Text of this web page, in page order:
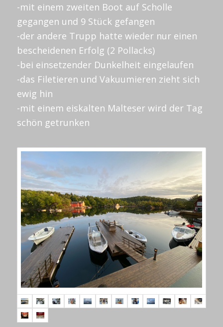
-mit einem zweiten Boot auf Scholle
gegangen und 9 Stück gefangen
-der andere Trupp hatte wieder nur einen
bescheidenen Erfolg (2 Pollacks)
-bei einsetzender Dunkelheit eingelaufen
-das Filetieren und Vakuumieren zieht sich
ewig hin
-mit einem eiskalten Malteser wird der Tag
schön getrunken